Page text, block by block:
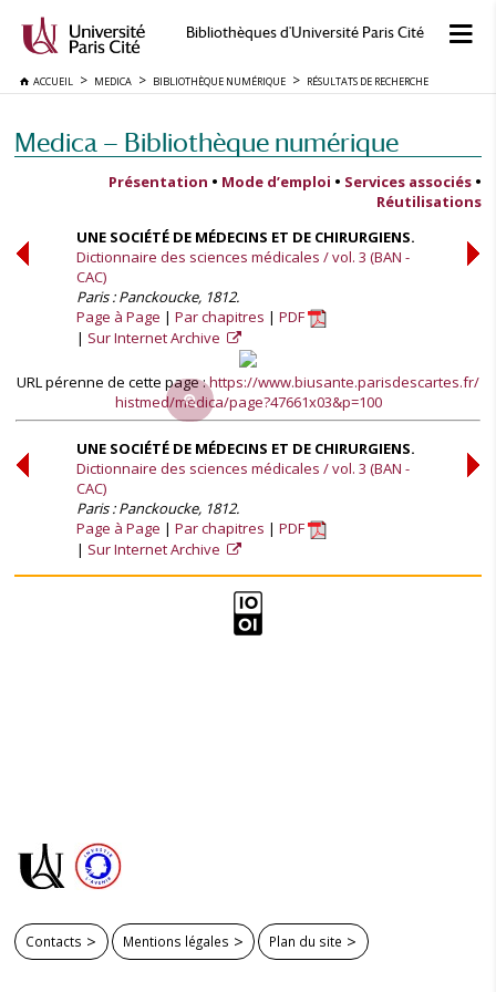
Bibliothèques d'Université Paris Cité
ACCUEIL MEDICA BIBLIOTHÈQUE NUMÉRIQUE RÉSULTATS DE RECHERCHE
Medica — Bibliothèque numérique
Présentation • Mode d’emploi • Services associés •
Réutilisations
UNE SOCIÉTÉ DE MÉDECINS ET DE CHIRURGIENS.
Dictionnaire des sciences médicales / vol. 3 (BAN -
CAC)
Paris : Panckoucke, 1812.
Page à Page
Par chapitres
PDF
Sur Internet Archive
URL pérenne de cette page :https://www.biusante.parisdescartes.fr/
histmed/medica/page?47661x03&p=100
UNE SOCIÉTÉ DE MÉDECINS ET DE CHIRURGIENS.
Dictionnaire des sciences médicales / vol. 3 (BAN -
CAC)
Paris : Panckoucke, 1812.
Page à Page
Par chapitres
PDF
Sur Internet Archive
Contacts Mentions légales Plan du site